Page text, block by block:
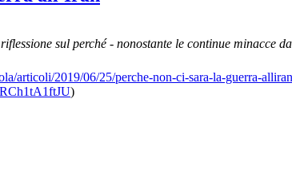
sul perché - nonostante le continue minacce
articoli/2019/06/25/perche-non-ci-sara-la-guerra-
)